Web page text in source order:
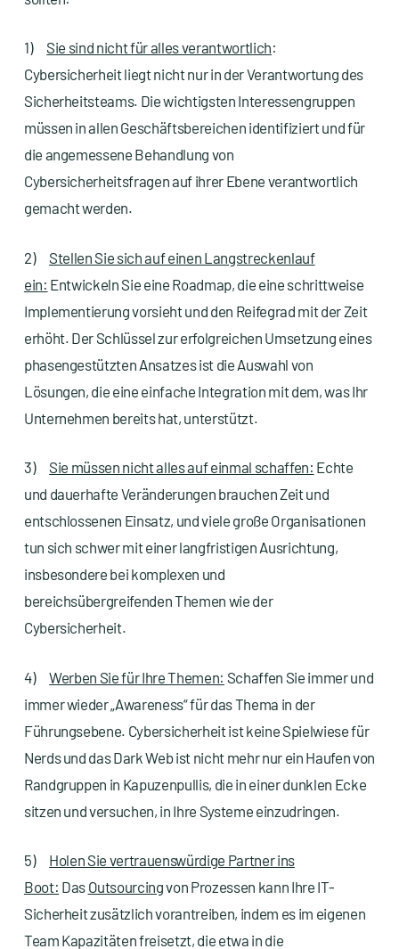
1) Sie sind nicht für alles verantwortlich:
Cybersicherheit liegt nicht nur in der Verantwortung des
Sicherheitsteams. Die wichtigsten Interessengruppen
müssen in allen Geschäftsbereichen identifiziert und für
die angemessene Behandlung von
Cybersicherheitsfragen auf ihrer Ebene verantwortlich
gemacht werden.
2) Stellen Sie sich auf einen Langstreckenlauf
ein: Entwickeln Sie eine Roadmap, die eine schrittweise
Implementierung vorsieht und den Reifegrad mit der Zeit
erhöht. Der Schlüssel zur erfolgreichen Umsetzung eines
phasengestützten Ansatzes ist die Auswahl von
Lösungen, die eine einfache Integration mit dem, was Ihr
Unternehmen bereits hat, unterstützt.
3) Sie müssen nicht alles auf einmal schaffen: Echte
und dauerhafte Veränderungen brauchen Zeit und
entschlossenen Einsatz, und viele große Organisationen
tun sich schwer mit einer langfristigen Ausrichtung,
insbesondere bei komplexen und
bereichsübergreifenden Themen wie der
Cybersicherheit.
4)Werben Sie für Ihre Themen: Schaffen Sie immer und
immer wieder „Awareness“ für das Thema in der
Führungsebene. Cybersicherheit ist keine Spielwiese für
Nerds und das Dark Web ist nicht mehr nur ein Haufen von
Randgruppen in Kapuzenpullis, die in einer dunklen Ecke
sitzen und versuchen, in Ihre Systeme einzudringen.
5) Holen Sie vertrauenswürdige Partner ins
Boot: Das Outsourcingvon Prozessen kann Ihre IT-
Sicherheit zusätzlich vorantreiben, indem es im eigenen
Team Kapazitäten freisetzt, die etwa in die